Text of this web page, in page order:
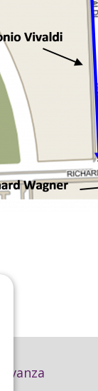
Avanza